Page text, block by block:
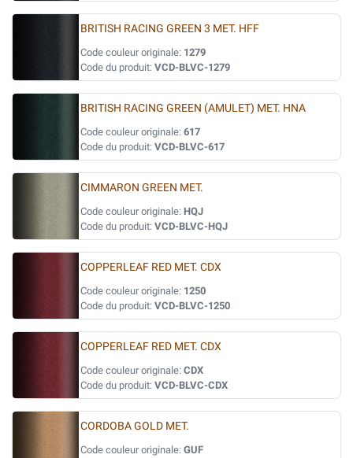
BRITISH RACING GREEN 3 MET. HFF
Code couleur originale: 1279
Code du produit: VCD-BLVC-1279
BRITISH RACING GREEN (AMULET) MET. HNA
Code couleur originale: 617
Code du produit: VCD-BLVC-617
CIMMARON GREEN MET.
Code couleur originale: HQJ
Code du produit: VCD-BLVC-HQJ
COPPERLEAF RED MET. CDX
Code couleur originale: 1250
Code du produit: VCD-BLVC-1250
COPPERLEAF RED MET. CDX
Code couleur originale: CDX
Code du produit: VCD-BLVC-CDX
CORDOBA GOLD MET.
Code couleur originale: GUF